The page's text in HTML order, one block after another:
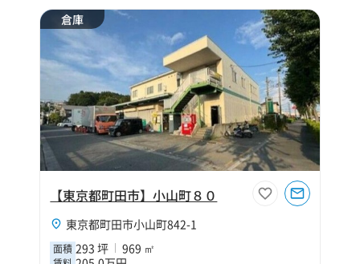
倉庫
【東京都町田市】小山町８０
東京都町田市小山町842-1
面積 293 坪 969 ㎡